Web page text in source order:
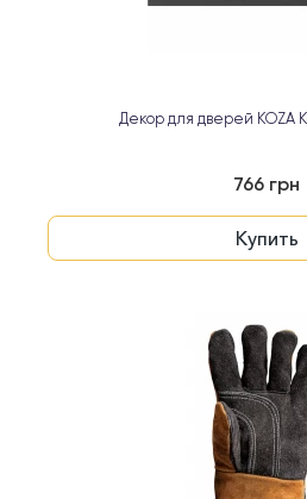
Декор для дверей KOZA
766 грн
Купить